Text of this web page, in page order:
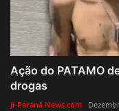
Ação do PATAMO
drogas
Ji-Paraná News.com